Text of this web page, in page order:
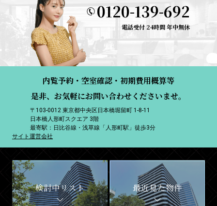
0120-139-692
電話受付 24時間 年中無休
内覧予約・空室確認・初期費用概算等
是非、お気軽にお問い合わせくださいませ。
〒103-0012 東京都中央区日本橋堀留町 1-8-11
日本橋人形町スクエア 3階
最寄駅：日比谷線・浅草線「人形町駅」徒歩3分
サイト運営会社
検討中リスト 最近見た物件